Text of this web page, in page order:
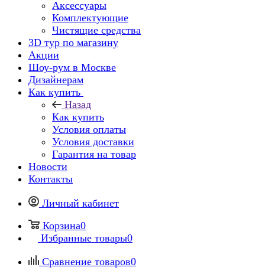
Аксессуары
Комплектующие
Чистящие средства
3D тур по магазину
Акции
Шоу-рум в Москве
Дизайнерам
Как купить
Назад
Как купить
Условия оплаты
Условия доставки
Гарантия на товар
Новости
Контакты
Личный кабинет
Корзина0
Избранные товары0
Сравнение товаров0